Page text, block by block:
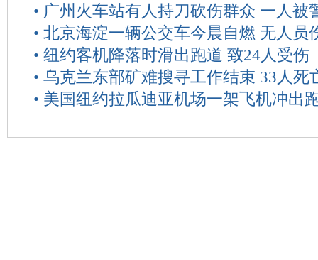
• 广州火车站有人持刀砍伤群众 一人被
• 北京海淀一辆公交车今晨自燃 无人员
• 纽约客机降落时滑出跑道 致24人受伤
• 乌克兰东部矿难搜寻工作结束 33人死
• 美国纽约拉瓜迪亚机场一架飞机冲出